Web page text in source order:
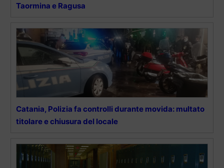
Taormina e Ragusa
Catania, Polizia fa controlli durante movida: multato
titolare e chiusura del locale